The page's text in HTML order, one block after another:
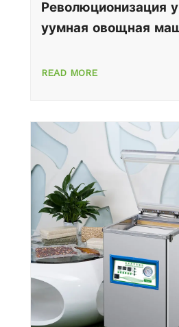
Революционизация
уумная овощная
READ MORE